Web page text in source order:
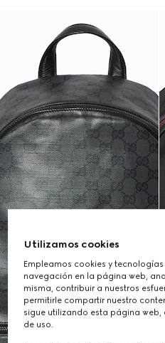
Utilizamos cookies
Empleamos cookies y
navegación en la página web,
misma, contribuir a nuestros
permitirle compartir nuestro
sigue utilizando esta página
de uso.